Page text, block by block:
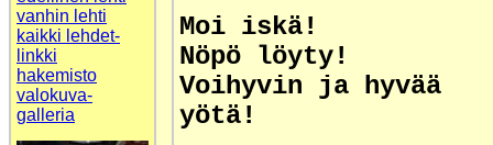
vanhin lehti
kaikki lehdet-
linkki
hakemisto
valokuva-
galleria
Moi iskä!
Nöpö löyty!
Voihyvin ja hyvää
yötä!